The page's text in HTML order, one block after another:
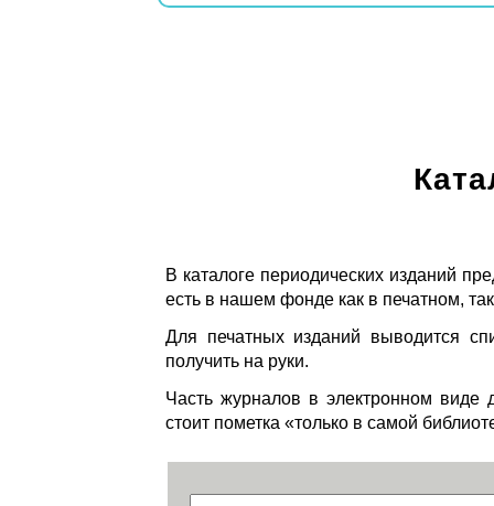
В каталоге периодических изданий
есть в нашем фонде как в печатном,
Для печатных изданий выводится
получить на руки.
Часть журналов в электронном виде
стоит пометка «только в самой